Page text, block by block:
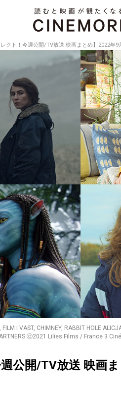
レクト！今週公開/TV放送 映画まとめ】2022年9
FILM I VAST, CHIMNEY, RABBIT HOLE
ⓒ2021 Lilies Films / France 3
週公開/TV放送 映画